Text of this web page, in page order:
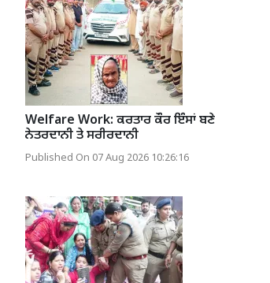
Welfare Work: ਕਰਤਾਰ ਕੌਰ ਇੰਸਾਂ ਬਣੇ
ਨੇਤਰਦਾਨੀ ਤੇ ਸਰੀਰਦਾਨੀ
Published On 07 Aug 2026 10:26:16